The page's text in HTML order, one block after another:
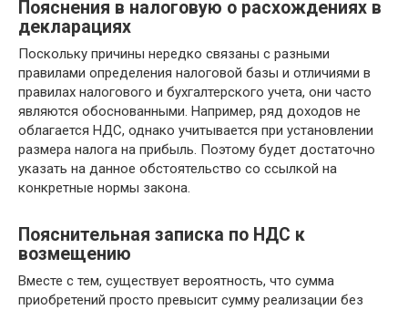
Пояснения в налоговую о расхождениях в
декларациях
Поскольку причины нередко связаны с разными
правилами определения налоговой базы и отличиями в
правилах налогового и бухгалтерского учета, они часто
являются обоснованными. Например, ряд доходов не
облагается НДС, однако учитывается при установлении
размера налога на прибыль. Поэтому будет достаточно
указать на данное обстоятельство со ссылкой на
конкретные нормы закона.
Пояснительная записка по НДС к
возмещению
Вместе с тем, существует вероятность, что сумма
приобретений просто превысит сумму реализации без